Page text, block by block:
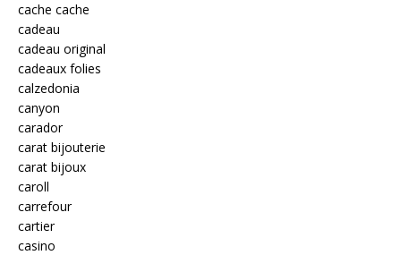
cache cache
cadeau
cadeau original
cadeaux folies
calzedonia
canyon
carador
carat bijouterie
carat bijoux
caroll
carrefour
cartier
casino